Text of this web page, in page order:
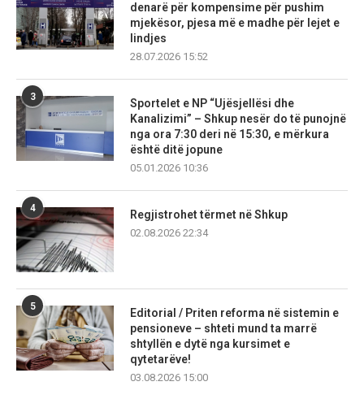
denarë për kompensime për pushim
mjekësor, pjesa më e madhe për lejet e
lindjes
28.07.2026 15:52
3
Sportelet e NP “Ujësjellësi dhe
Kanalizimi” – Shkup nesër do të punojnë
nga ora 7:30 deri në 15:30, e mërkura
është ditë jopune
05.01.2026 10:36
4
Regjistrohet tërmet në Shkup
02.08.2026 22:34
5
Editorial / Priten reforma në sistemin e
pensioneve – shteti mund ta marrë
shtyllën e dytë nga kursimet e
qytetarëve!
03.08.2026 15:00